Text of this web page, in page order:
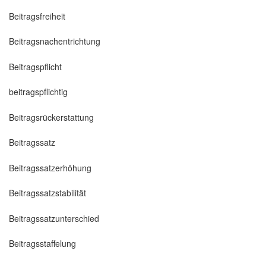
Beitragsfreiheit
Beitragsnachentrichtung
Beitragspflicht
beitragspflichtig
Beitragsrückerstattung
Beitragssatz
Beitragssatzerhöhung
Beitragssatzstabilität
Beitragssatzunterschied
Beitragsstaffelung